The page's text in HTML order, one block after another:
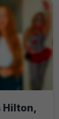
Hilton,